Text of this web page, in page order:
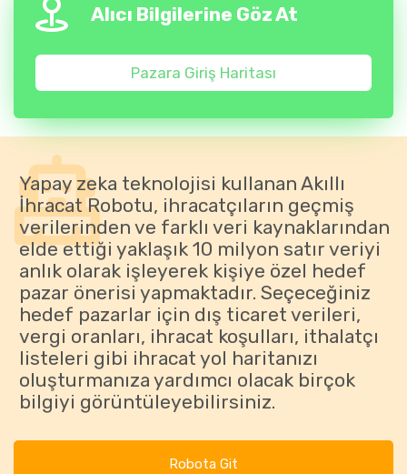
Alıcı Bilgilerine Göz At
Pazara Giriş Haritası
Yapay zeka teknolojisi kullanan Akıllı
İhracat Robotu, ihracatçıların geçmiş
verilerinden ve farklı veri kaynaklarından
elde ettiği yaklaşık 10 milyon satır veriyi
anlık olarak işleyerek kişiye özel hedef
pazar önerisi yapmaktadır. Seçeceğiniz
hedef pazarlar için dış ticaret verileri,
vergi oranları, ihracat koşulları, ithalatçı
listeleri gibi ihracat yol haritanızı
oluşturmanıza yardımcı olacak birçok
bilgiyi görüntüleyebilirsiniz.
Robota Git